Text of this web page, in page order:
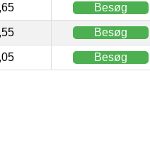
Besøg
Besøg
Besøg